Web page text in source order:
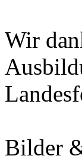
Wir
Bilder